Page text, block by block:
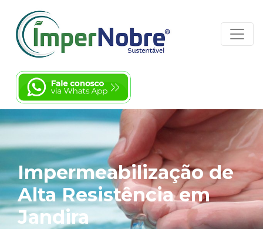
Impermeabilização de
Alta Resistência em
Jandira